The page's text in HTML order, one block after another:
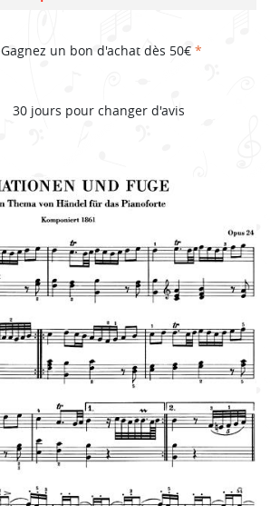
Gagnez un bon d'achat dès 50€ *
30 jours pour changer d'avis